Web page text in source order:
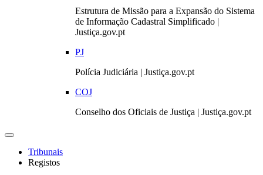
Estrutura de Missão para a Expansão do Sistema
de Informação Cadastral Simplificado |
Justiça.gov.pt
PJ
Polícia Judiciária | Justiça.gov.pt
COJ
Conselho dos Oficiais de Justiça | Justiça.gov.pt
Toggle
navigationTribunais
Registos